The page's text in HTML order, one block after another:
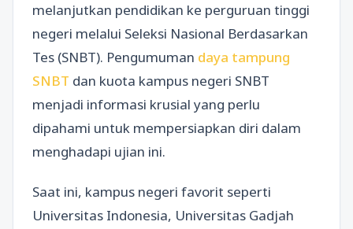
melanjutkan pendidikan ke perguruan tinggi
negeri melalui Seleksi Nasional Berdasarkan
Tes (SNBT). Pengumuman daya tampung
SNBT dan kuota kampus negeri SNBT
menjadi informasi krusial yang perlu
dipahami untuk mempersiapkan diri dalam
menghadapi ujian ini.
Saat ini, kampus negeri favorit seperti
Universitas Indonesia, Universitas Gadjah